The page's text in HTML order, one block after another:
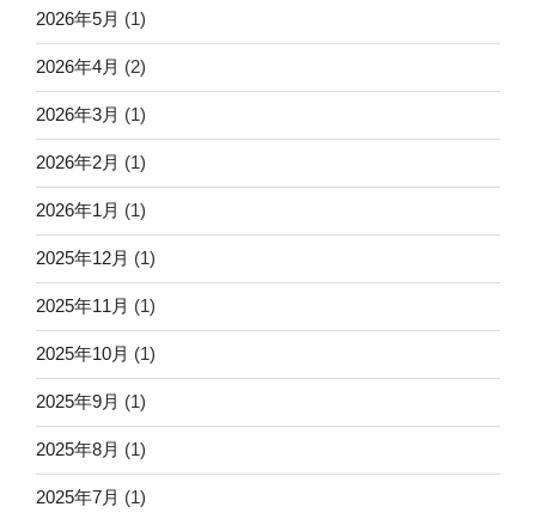
2026年5月 (1)
2026年4月 (2)
2026年3月 (1)
2026年2月 (1)
2026年1月 (1)
2025年12月 (1)
2025年11月 (1)
2025年10月 (1)
2025年9月 (1)
2025年8月 (1)
2025年7月 (1)